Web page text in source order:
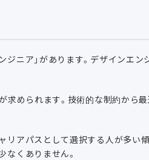
ニア」があります。デザインエン
求められます。技術的な制約から
リアパスとして選択する人が多い
なくありません。